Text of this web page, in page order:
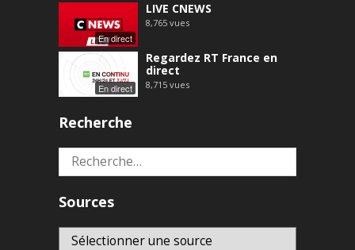
En direct
LIVE CNEWS
8,765 vues
En direct
Regardez RT France en
direct
8,715 vues
Recherche
Rechercher :
Sources